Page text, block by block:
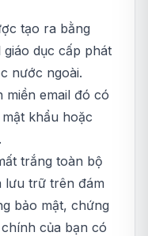
tạo ra bằng
dục cấp phát
nước ngoài.
miền email đó có
khẩu hoặc
trắng toàn bộ
lưu trữ trên đám
bảo mật, chứng
của bạn có